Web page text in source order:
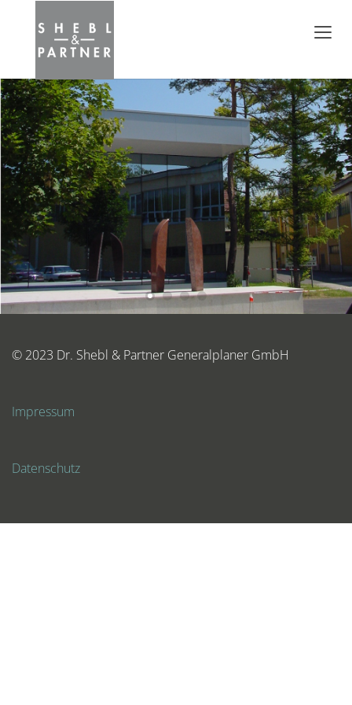
© 2023 Dr. Shebl & Partner Generalplaner GmbH
Impressum
Datenschutz